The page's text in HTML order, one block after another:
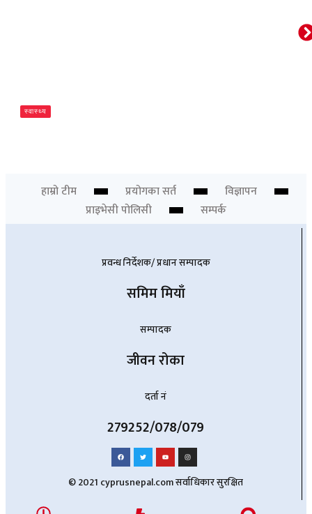
स्वास्थ्य
हाम्रो टीम प्रयोगका सर्त
विज्ञापन
प्राइभेसी पोलिसी
सम्पर्क
प्रवन्ध निर्देशक/ प्रधान सम्पादक
समिम मियाँ
सम्पादक
जीवन रोका
दर्ता नं
279252/078/079
© 2021 cyprusnepal.com सर्वाधिकार सुरक्षित